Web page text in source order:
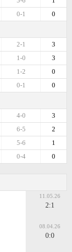
0
0-1
3
2-1
3
1-0
0
1-2
0
0-1
3
4-0
2
6-5
1
5-6
0
0-4
11.05.26
2:1
08.04.26
0:0